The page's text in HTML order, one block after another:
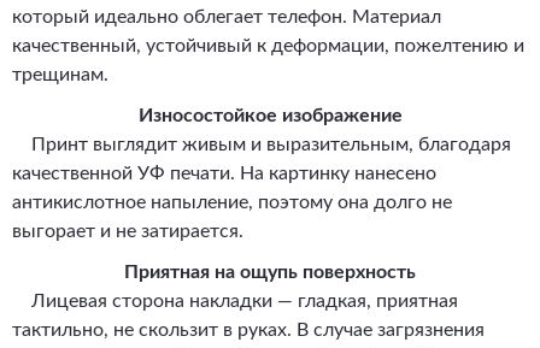
который идеально облегает телефон. Материал
качественный, устойчивый к деформации, пожелтению и
трещинам.
Износостойкое изображение
Принт выглядит живым и выразительным, благодаря
качественной УФ печати. На картинку нанесено
антикислотное напыление, поэтому она долго не
выгорает и не затирается.
Приятная на ощупь поверхность
Лицевая сторона накладки — гладкая, приятная
тактильно, не скользит в руках. В случае загрязнения